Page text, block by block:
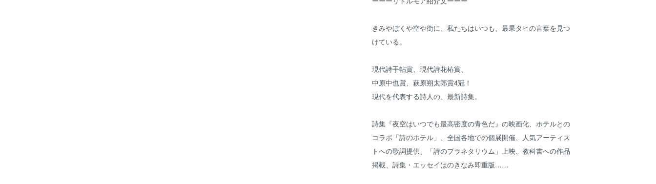
きみやぼくや空や街に、私たちはいつも、最果タヒの言葉を見つ
けている。
現代詩手帖賞、現代詩花椿賞、
中原中也賞、萩原朔太郎賞4冠！
現代を代表する詩人の、最新詩集。
詩集『夜空はいつでも最高密度の青色だ』の映画化、ホテルとの
コラボ「詩のホテル」、全国各地での個展開催、人気アーティス
トへの歌詞提供、「詩のプラネタリウム」上映、教科書への作品
掲載、詩集・エッセイはのきなみ即重版……